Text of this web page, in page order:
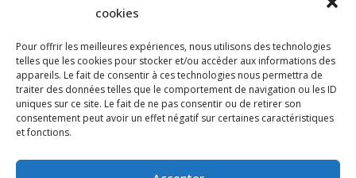
cookies
Pour offrir les meilleures expériences, nous utilisons des technologies
telles que les cookies pour stocker et/ou accéder aux informations des
appareils. Le fait de consentir à ces technologies nous permettra de
traiter des données telles que le comportement de navigation ou les ID
uniques sur ce site. Le fait de ne pas consentir ou de retirer son
consentement peut avoir un effet négatif sur certaines caractéristiques
et fonctions.
1 place de l’église
Tél. :+33 (0)2 96 83 90 52
mairie.guitte@wanadoo.fr
Horaires D'ouverture